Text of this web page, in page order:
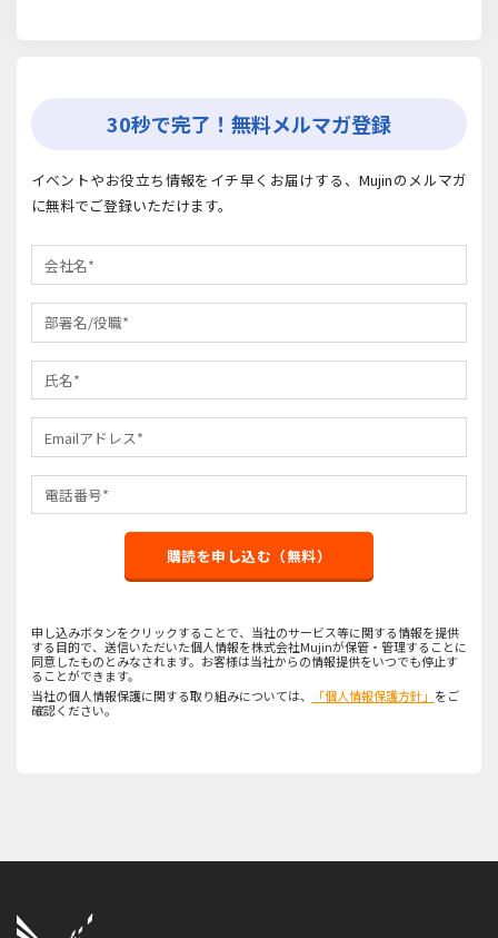
30秒で完了！無料メルマガ登録
イベントやお役立ち情報をイチ早くお届けする、Mujinのメルマガ
に無料でご登録いただけます。
購読を申し込む（無料）
申し込みボタンをクリックすることで、当社のサービス等に関する情報を提供
する目的で、送信いただいた個人情報を株式会社Mujinが保管・管理することに
同意したものとみなされます。お客様は当社からの情報提供をいつでも停止す
ることができます。
当社の個人情報保護に関する取り組みについては、
「個人情報保護方針」 をご
確認ください。